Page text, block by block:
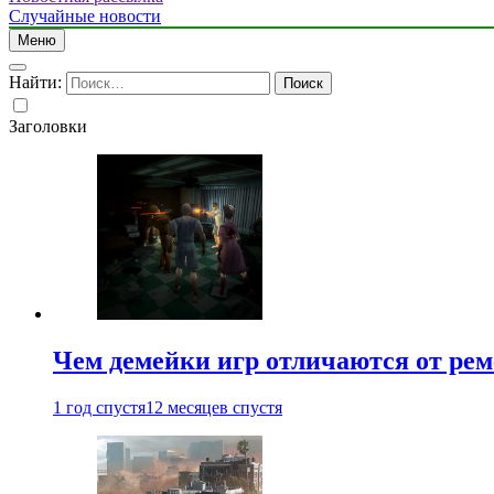
Случайные новости
Меню
Найти:
Заголовки
Чем демейки игр отличаются от
1 год спустя12 месяцев спустя